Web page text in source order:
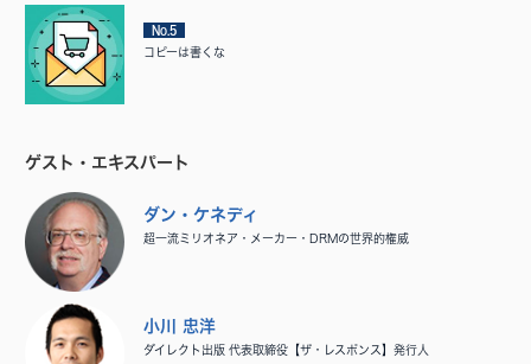
No.5
コピーは書くな
ゲスト・エキスパート
ダン・ケネディ
超一流ミリオネア・メーカー・DRMの世界的権威
小川 忠洋
ダイレクト出版 代表取締役【ザ・レスポンス】発行人